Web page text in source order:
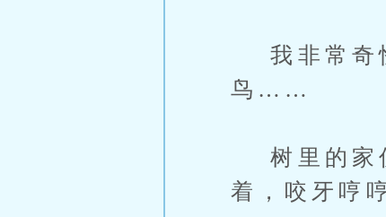
我非常奇
鸟……
树里的家
着，咬牙哼